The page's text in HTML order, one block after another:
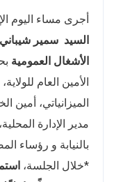
أجرى مساء اليوم الإثنين 10
السيد سمير شيباني
الأشغال العمومية
الأمين العام
الميزانياتي، أمين
مدير الإدارة
بالنيابة و رؤساء
*خلال الجلسة،